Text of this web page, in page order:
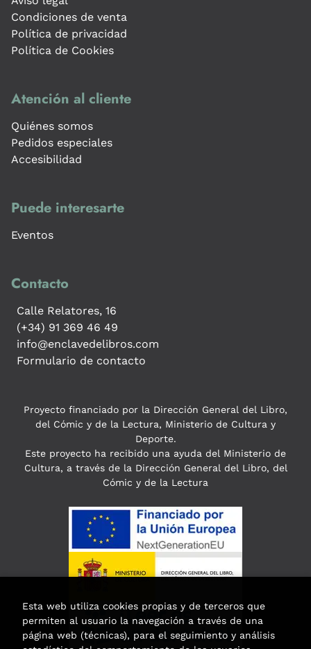
Condiciones de venta
Política de privacidad
Política de Cookies
Atención al cliente
Quiénes somos
Pedidos especiales
Accesibilidad
Puede interesarte
Eventos
Contacto
Calle Relatores, 16
(+34) 91 369 46 49
info@enclavedelibros.com
Formulario de contacto
Proyecto financiado por la Dirección General del Libro,
del Cómic y de la Lectura, Ministerio de Cultura y
Deporte.
Este proyecto ha recibido una ayuda del Ministerio de
Cultura, a través de la Dirección General del Libro, del
Cómic y de la Lectura
Esta web utiliza cookies propias y de terceros que
permiten al usuario la navegación a través de una
página web (técnicas), para el seguimiento y análisis